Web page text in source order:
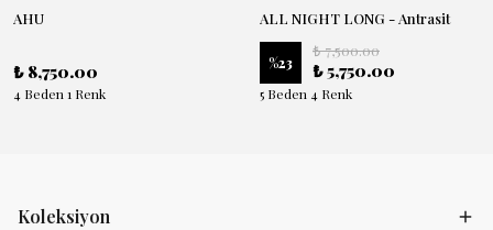
AHU
₺ 8,750.00
4 Beden 1 Renk
ALL NIGHT LONG - Antrasit
%23
₺ 7,500.00
₺ 5,750.00
5 Beden 4 Renk
Koleksiyon